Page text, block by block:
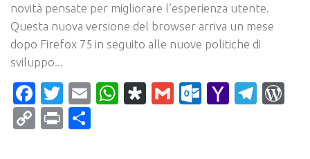
novità pensate per migliorare l’esperienza utente.
Questa nuova versione del browser arriva un mese
dopo Firefox 75 in seguito alle nuove politiche di
sviluppo...
Facebook
Twitter
EmailWhatsApp
Diaspora
Gmail Yahoo
CopyPrint